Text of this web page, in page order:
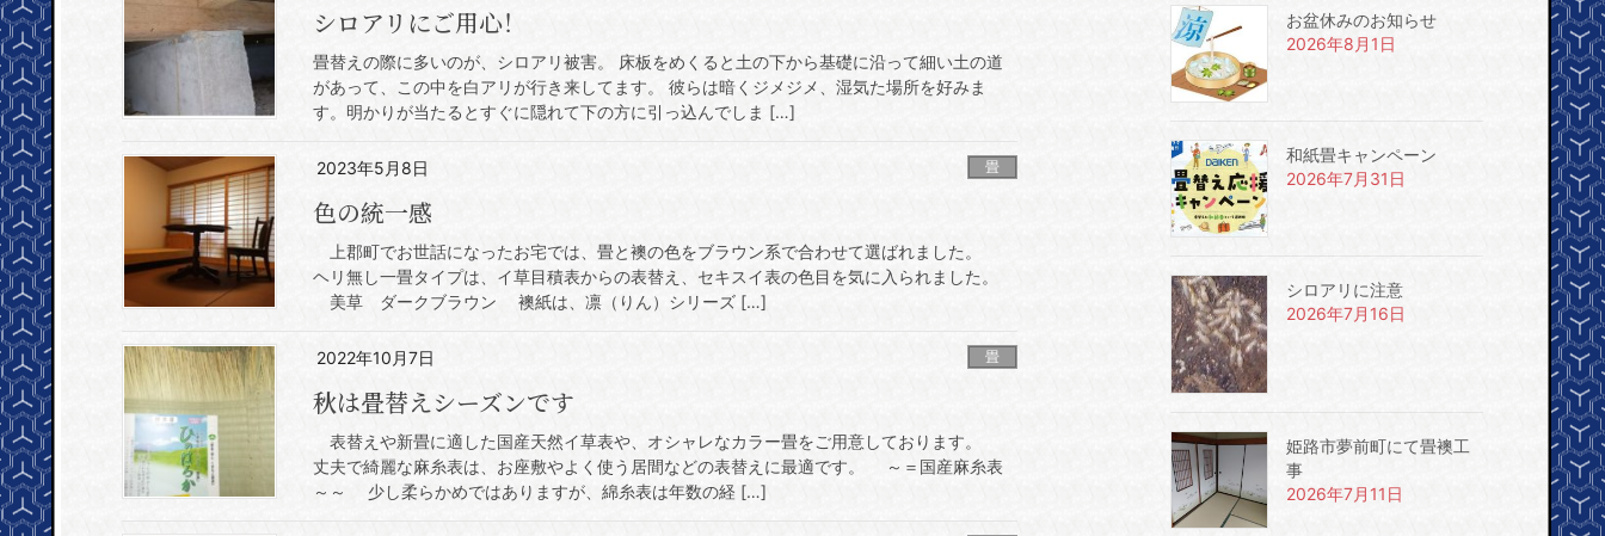
シロアリにご用心！
畳替えの際に多いのが、シロアリ被害。 床板をめくると土の下から基礎に沿って細い土の道
があって、この中を白アリが行き来してます。 彼らは暗くジメジメ、湿気た場所を好みま
す。明かりが当たるとすぐに隠れて下の方に引っ込んでしま […]
2023年5月8日 畳
色の統一感
上郡町でお世話になったお宅では、畳と襖の色をブラウン系で合わせて選ばれました。
ヘリ無し一畳タイプは、イ草目積表からの表替え、セキスイ表の色目を気に入られました。
美草 ダークブラウン 襖紙は、凛（りん）シリーズ […]
2022年10月7日 畳
秋は畳替えシーズンです
表替えや新畳に適した国産天然イ草表や、オシャレなカラー畳をご用意しております。
丈夫で綺麗な麻糸表は、お座敷やよく使う居間などの表替えに最適です。 ～＝国産麻糸表
～～ 少し柔らかめではありますが、綿糸表は年数の経 […]
お盆休みのお知らせ
2026年8月1日
和紙畳キャンペーン
2026年7月31日
シロアリに注意
2026年7月16日
姫路市夢前町にて畳襖工
事
2026年7月11日